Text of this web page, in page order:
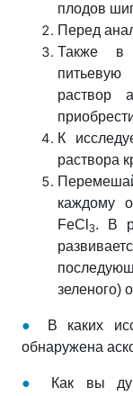
плодов
Перед
Также в
раствор
К
раствора
каждому
FeCl 3. В
зеленого)
●
В каких
обнаружена
●
Как вы